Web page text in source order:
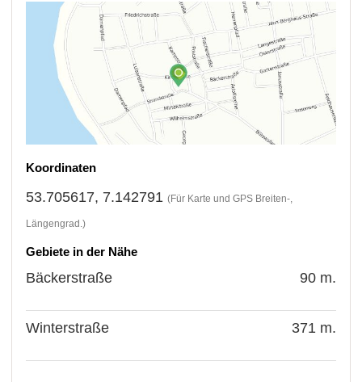
Koordinaten
53.705617, 7.142791 (Für Karte und GPS Breiten-,
Längengrad.)
Gebiete in der Nähe
Bäckerstraße 90 m.
Winterstraße 371 m.